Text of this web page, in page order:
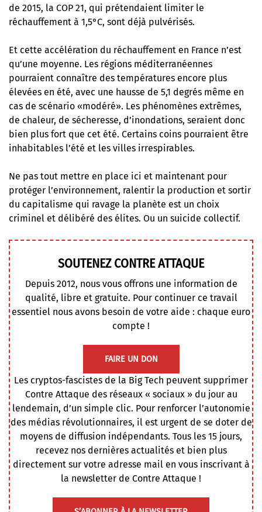
de 2015, la COP 21, qui prétendaient limiter le
réchauffement à 1,5°C, sont déjà pulvérisés.
Et cette accélération du réchauffement en France n’est
qu’une moyenne. Les régions méditerranéennes
pourraient connaître des températures encore plus
élevées en été, avec une hausse de 5,1 degrés même en
cas de scénario «modéré». Les phénomènes extrêmes,
de chaleur, de sécheresse, d’inondations, seraient donc
bien plus fort que cet été. Certains coins pourraient être
inhabitables l’été et les villes irrespirables.
Ne pas tout mettre en place ici et maintenant pour
protéger l’environnement, ralentir la production et sortir
du capitalisme qui ravage la planète est un choix
criminel et délibéré des élites. Ou un suicide collectif.
SOUTENEZ CONTRE ATTAQUE
Depuis 2012, nous vous offrons une information de
qualité, libre et gratuite. Pour continuer ce travail
essentiel nous avons besoin de votre aide : chaque euro
compte !
FAIRE UN DON
Les cryptos-fascistes de la Big Tech peuvent supprimer
Contre Attaque des réseaux « sociaux » du jour au
lendemain, d’un simple clic. Pour renforcer l’autonomie
des médias révolutionnaires, il est urgent de se doter de
moyens de diffusion indépendants. Tous les 15 jours,
recevez nos dernières actualités et bien plus
directement sur votre adresse mail en vous inscrivant à
la newsletter de Contre Attaque !